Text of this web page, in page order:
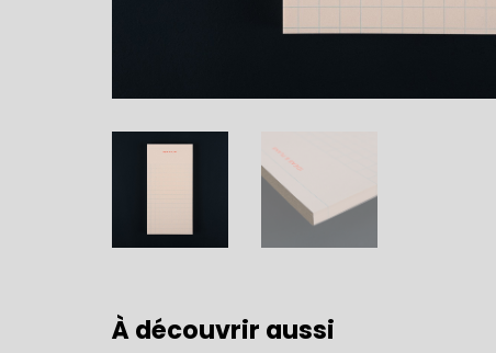
À découvrir aussi